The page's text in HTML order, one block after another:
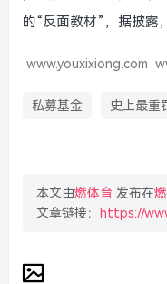
的“反面教材”，据披露
www.youxixiong.com
私募基金 史上最重
本文由燃体育 发布在
文章链接：
https://